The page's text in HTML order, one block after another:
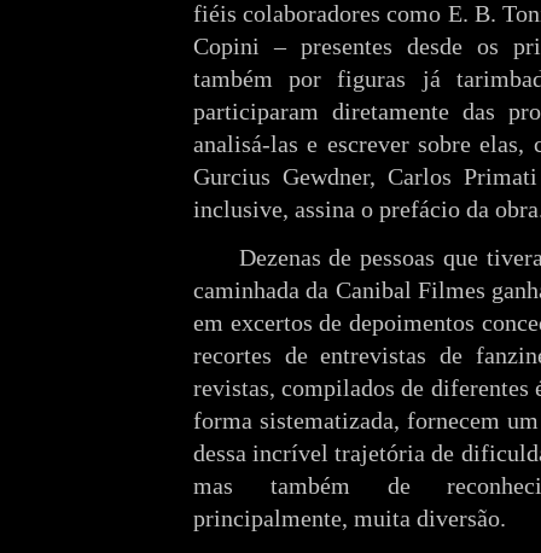
fiéis colaboradores como E. B.
Copini – presentes desde os
também por figuras já
participaram diretamente das
analisá-las e escrever sobre elas,
Gurcius Gewdner, Carlos
inclusive, assina o prefácio da
Dezenas de pessoas que
caminhada da Canibal Filmes
em excertos de depoimentos
recortes de entrevistas de
revistas, compilados de diferentes
forma sistematizada, fornecem
dessa incrível trajetória de
mas também de
principalmente, muita diversão.